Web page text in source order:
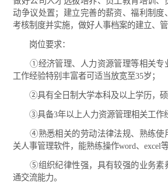
动争议处置；建立完善的薪资、福利制度
考核制度并实施，做好人事档案的建立、管
岗位要求：
①经济管理、人力资源管理等相关专业
工作经验特别丰富者可适当放宽至35岁；
②具有全日制大学本科及以上学历，硕
③具备3年以上人力资源管理相关工作
④熟悉相关的劳动法律法规、熟练使
关人事管理软件，能熟练操作word、excel
⑤组织纪律性强，具有较强的业务素
通交流能力。